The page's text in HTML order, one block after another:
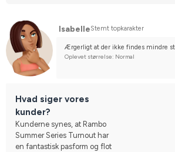
IsabelleStemt topkarakter
Ærgerligt at der ikke findes mindre
Oplevet størrelse: Normal
Hvad siger vores
kunder?
Kunderne synes, at Rambo
Summer Series Turnout har
en fantastisk pasform og flot